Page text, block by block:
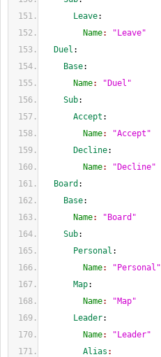
Leave:
Name:
"Leave"
Duel :
Base:
Name:
"Duel"
Sub:
Accept :
Name:
"Accept"
Decline:
Name:
"Decline"
Board :
Base:
Name:
"Board"
Sub:
Personal :
Name:
"Personal"
Map:
Name:
"Map"
Leader:
Name:
"Leader"
Alias :